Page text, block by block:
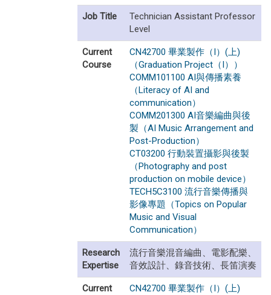
Job Title
Technician Assistant Professor
Level
Current
Course
CN42700 畢業製作（I）(上)
（Graduation Project（I））
COMM101100 AI與傳播素養
（Literacy of AI and
communication）
COMM201300 AI音樂編曲與後
製（AI Music Arrangement and
Post-Production）
CT03200 行動裝置攝影與後製
（Photography and post
production on mobile device）
TECH5C3100 流行音樂傳播與
影像專題（Topics on Popular
Music and Visual
Communication）
Research
Expertise
流行音樂混音編曲、電影配樂、
音效設計、錄音技術、長笛演奏
Current
CN42700 畢業製作（I）(上)